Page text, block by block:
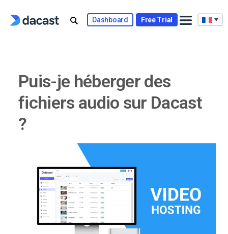
Dashboard Free Trial
Puis-je héberger des
fichiers audio sur Dacast
?